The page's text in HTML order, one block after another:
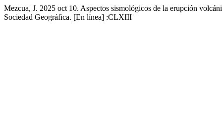
Mezcua, J. 2025 oct 10. Aspectos sismológicos de la erupción
Sociedad Geográfica. [En línea] :CLXIII